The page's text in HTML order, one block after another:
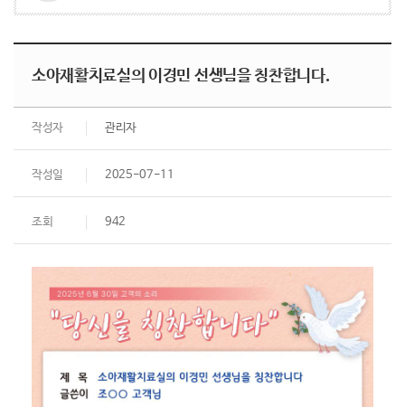
소아재활치료실의 이경민 선생님을 칭찬합니다.
작성자 관리자
작성일 2025-07-11
조회 942